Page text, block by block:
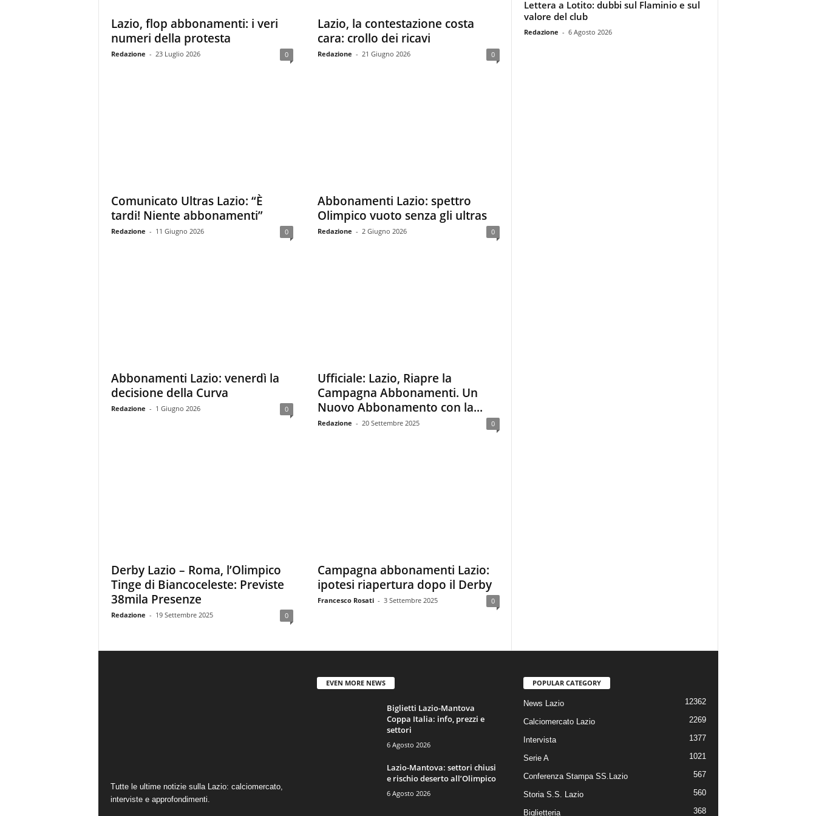
Lazio, flop abbonamenti: i veri
numeri della protesta
Redazione - 23 Luglio 2026 0
Lazio, la contestazione costa
cara: crollo dei ricavi
Redazione - 21 Giugno 2026 0
Comunicato Ultras Lazio: “È
tardi! Niente abbonamenti”
Redazione - 11 Giugno 2026 0
Abbonamenti Lazio: spettro
Olimpico vuoto senza gli ultras
Redazione - 2 Giugno 2026 0
Abbonamenti Lazio: venerdì la
decisione della Curva
Redazione - 1 Giugno 2026 0
Ufficiale: Lazio, Riapre la
Campagna Abbonamenti. Un
Nuovo Abbonamento con la...
Redazione - 20 Settembre 2025 0
Derby Lazio – Roma, l’Olimpico
Tinge di Biancoceleste: Previste
38mila Presenze
Redazione - 19 Settembre 2025 0
Campagna abbonamenti Lazio:
ipotesi riapertura dopo il Derby
Francesco Rosati - 3 Settembre 2025 0
Lettera a Lotito: dubbi sul Flaminio e sul
valore del club
Redazione - 6 Agosto 2026
Tutte le ultime notizie sulla Lazio: calciomercato,
interviste e approfondimenti.
EVEN MORE NEWS
Biglietti Lazio-Mantova
Coppa Italia: info, prezzi e
settori
6 Agosto 2026
Lazio-Mantova: settori chiusi
e rischio deserto all’Olimpico
6 Agosto 2026
POPULAR CATEGORY
News Lazio 12362
Calciomercato Lazio 2269
Intervista 1377
Serie A 1021
Conferenza Stampa SS.Lazio 567
Storia S.S. Lazio 560
Biglietteria 368